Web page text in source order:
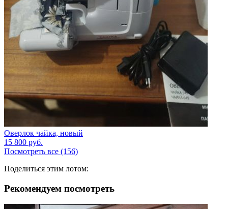
Оверлок чайка, новый
15 800 руб.
Посмотреть все (156)
Поделиться этим лотом:
Рекомендуем посмотреть